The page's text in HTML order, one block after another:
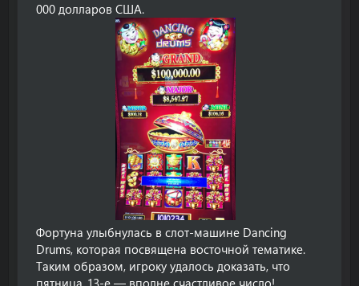
000 долларов США.
Фортуна улыбнулась в слот-машине Dancing
Drums, которая посвящена восточной тематике.
Таким образом, игроку удалось доказать, что
пятница, 13-е — вполне счастливое число!